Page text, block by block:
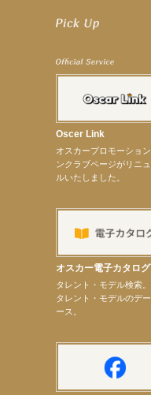
【昆虫ハンター牧田習】MARK IS 葛飾か
【井頭愛海】『NEXCO西日本』TV-CM開始
【工藤綾乃】8月7日（金）スタート FOD
【笛木優子】8月13日（木）ドラマ『大
【前川泰之】舞台「グレンギャリー・グ
【elfin’】7thシングル『全世界』がFMたい
【elfin’】7thシングル『全世界』がFM-UU
【elfin’】8月16日（日）「全世界」発売
【elfin’】7thシングル『全世界』がFM
【昆虫ハンター牧田習】宝塚市立手塚治
【井頭愛海】『小さなお葬式』TV-CM出演
【髙橋ひかる】7月雑誌掲載情報
【elfin’】7thシングル『全世界』がFMふ
Oscer Link
オスカープロモーショ
ンクラブページがリニ
ルいたしました。
オスカー電子カタログ
タレント・モデル検索
タレント・モデルのデ
ース。